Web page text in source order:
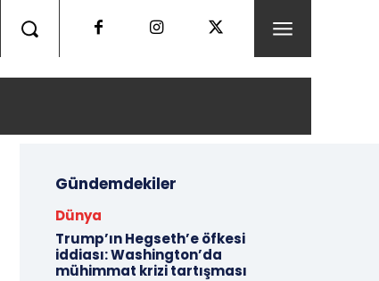
Gündemdekiler
Dünya
Trump’ın Hegseth’e öfkesi
iddiası: Washington’da
mühimmat krizi tartışması